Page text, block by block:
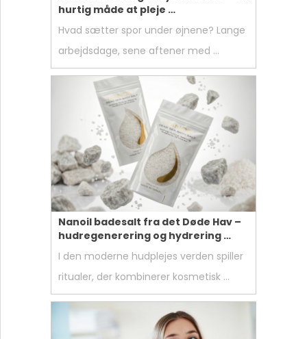
hurtig måde at pleje …
Hvad sætter spor under øjnene? Lange
arbejdsdage, sene aftener med …
Nanoil badesalt fra det Døde Hav –
hudregenerering og hydrering …
I den moderne hudplejes verden spiller
ritualer, der kombinerer kosmetisk …